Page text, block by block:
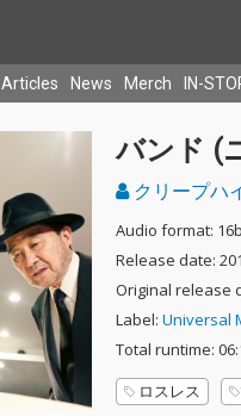
Articles News Merch IN-
バンド (
クリープハ
Audio format:
Release date:
Original release
Label: Universal
Total runtime:
ロスレス